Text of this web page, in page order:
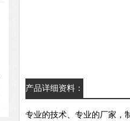
产品详细资料：
专业的技术、专业的厂家，